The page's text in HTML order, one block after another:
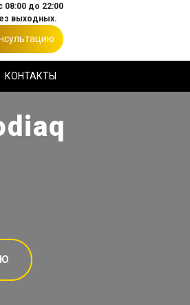
08:00 до 22:00
выходных.
КОНТАКТЫ